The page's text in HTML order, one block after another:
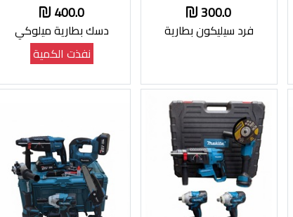
300.0
فرد سيليكون بطارية
400.0
دسك بطارية ميلوكي
نفذت الكمية